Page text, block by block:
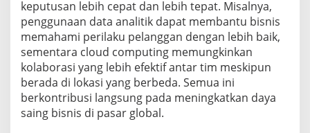
keputusan lebih cepat dan lebih tepat. Misalnya,
penggunaan data analitik dapat membantu bisnis
memahami perilaku pelanggan dengan lebih baik,
sementara cloud computing memungkinkan
kolaborasi yang lebih efektif antar tim meskipun
berada di lokasi yang berbeda. Semua ini
berkontribusi langsung pada meningkatkan daya
saing bisnis di pasar global.